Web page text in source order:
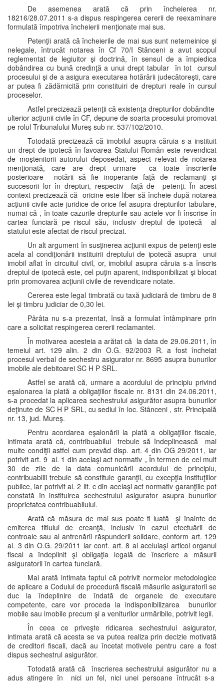
De asemenea arată că prin încheierea nr.
18216/28.07.2011 s-a dispus respingerea cererii de reexaminare
formulată împotriva încheierii menţionate mai sus.
Petenţii arată că încheierile de mai sus sunt netemeinice şi
nelegale, întrucât notarea în Cf 70/I Stânceni a avut scopul
reglementat de legiuitor şi doctrină, în sensul de a împiedica
dobândirea cu bună credinţă a unui drept tabular în tot cursul
procesului şi de a asigura executarea hotărârii judecătoreşti, care
ar putea fi zădărnicită prin constituiri de drepturi reale în cursul
proceselor.
Astfel precizează petenţii că existenţa drepturilor dobândite
ulterior acţiunii civile în CF, depune de soarta procesului promovat
pe rolul Tribunalului Mureş sub nr. 537/102/2010.
Totodată precizează că imobilul asupra căruia s-a instituit
un drept de ipotecă în favoarea Statului Român este revendicat
de moştenitorii autorului deposedat, aspect relevat de notarea
menţionată, care are drept urmare ca toate înscrierile
posterioare notării să fie inoperante faţă de reclamanţi şi
succesorii lor în drepturi, respectiv faţă de petenţi. În acest
context precizează că oricine este liber să încheie după notarea
acţiunii civile acte juridice de orice fel asupra drepturilor tabulare,
numai că , în toate cazurile drepturile sau actele vor fi înscrise în
cartea funciară pe riscul său, inclusiv dreptul de ipotecă al
statului este afectat de riscul precizat.
Un alt argument în susţinerea acţiunii expus de petenţi este
acela al condiţionării instituirii dreptului de ipotecă asupra unui
imobil aflat în circuitul civil, or, imobilul asupra căruia s-a înscris
dreptul de ipotecă este, cel puţin aparent, indisponibilizat şi blocat
prin promovarea acţiunii civile de revendicare notate.
Cererea este legal timbrată cu taxă judiciară de timbru de 8
lei şi timbru judiciar de 0,30 lei.
Pârâta nu s-a prezentat, însă a formulat întâmpinare prin
care a solicitat respingerea cererii reclamantei.
În motivarea acesteia a arătat că la data de 29.06.2011, în
temeiul art. 129 alin. 2 din O.G. 92/2003 R. a fost încheiat
procesul verbal de sechestru asigurator nr. 8695 asupra bunurilor
imobile ale debitoarei SC H P SRL.
Astfel se arată că, urmare a acordului de principiu privind
eşalonarea la plată a obligaţiilor fiscale nr. 8131 din 24.06.2011,
s-a procedat la aplicarea sechestrului asigurător asupra bunurilor
deţinute de SC H P SRL, cu sediul în loc. Stânceni , str. Principală
nr. 13, jud. Mureş.
Pentru acordarea eşalonării la plată a obligaţiilor fiscale,
intimata arată că, contribuabilul trebuie să îndeplinească mai
multe condiţii astfel cum prevăd disp. art. 4 din OG 29/2011, iar
potrivit art. 9 al. 1 din acelaşi act normativ „ În termen de cel mult
30 de zile de la data comunicării acordului de principiu,
contribuabilii trebuie să constituie garanţii, cu excepţia instituţiilor
publice, iar potrivit al. 2 lit. c din acelaşi act normativ garanţiile pot
constată în instituirea sechestrului asigurator asupra bunurilor
proprietatea contribuabilului.
Arată că măsura de mai sus poate fi luată şi înainte de
emiterea titlului de creanţă, inclusiv în cazul efectuării de
controale sau al antrenării răspunderii solidare, conform art. 129
al. 3 din O.G. 29/2011 iar conf. art. 8 al aceluiaşi articol organul
fiscal a îndeplinit şi obligaţia legală de înscriere a măsurii
asiguratorii în cartea funciară.
Mai arată intimata faptul că potrivit normelor metodologice
de aplicare a Codului de procedură fiscală măsurile asiguratorii se
duc la îndeplinire de îndată de organele de executare
competente, care vor proceda la indisponibilizarea bunurilor
mobile sau imobile precum şi a veniturilor urmăribile, potrivit legii.
În ceea ce priveşte ridicarea sechestrului asigurator,
intimata arată că acesta se va putea realiza prin decizie motivată
de creditori fiscali, dacă au încetat motivele pentru care a fost
dispus sechestrul asigurător.
Totodată arată că înscrierea sechestrului asigurător nu a
adus atingere în nici un fel, nici unei persoane întrucât s-a